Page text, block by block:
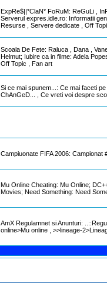
ExpRe$||*ClaN* FoRuM: ReGuLi ,
Serverul expres.idle.ro: Informatii
Resurse , Servere dedicate , Off
Scoala De Fete: Raluca , Dana ,
Helmut; Iubire ca in filme: Adela
Off Topic , Fan art
Si ce mai spunem...: Ce mai faceti
ChAnGeD... , Ce vreti voi despre
Campiuonate FIFA 2006: Campionat
Mu Online Cheating: Mu Online;
Movies; Need Something: Need
AmX Regulamnet si Anunturi:
online>Mu online , >>lineage-